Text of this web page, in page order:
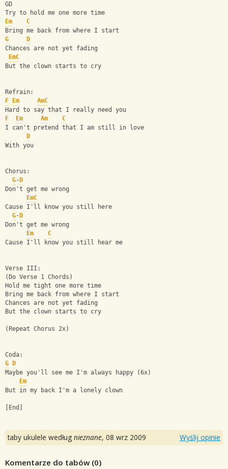
GD
Try to hold me one more time
Em
C
Bring me back from where I start
G
D
Chances are not yet fading
EmC
But the clown starts to cry
Refrain:
F
Em AmC
Hard to say that I really need you
F
Em Am
C
I can't pretend that I am still in love
D
With you
Chorus:
G- D
Don't get me wrong
EmC
Cause I'll know you still here
G- D
Don't get me wrong
Em
C
Cause I'll know you still hear me
Verse III:
(Do Verse 1 Chords)
Hold me tight one more time
Bring me back from where I start
Chances are not yet fading
But the clown starts to cry
(Repeat Chorus 2x)
Coda:
G
D
Maybe you'll see me I'm always happy (6x)
Em
But in my back I'm a lonely clown
[End]
taby ukulele według nieznane, 08 wrz 2009 Wyślij opinie
Komentarze do tabów (0)